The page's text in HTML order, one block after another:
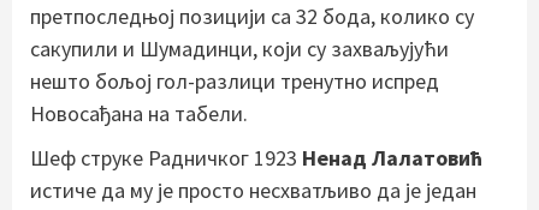
претпоследњој позицији са 32 бода, колико су
сакупили и Шумадинци, који су захваљујући
нешто бољој гол-разлици тренутно испред
Новосађана на табели.
Шеф струке Радничког 1923 Ненад Лалатовић
истиче да му је просто несхватљиво да је један